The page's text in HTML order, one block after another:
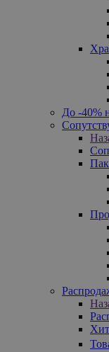
До -40%